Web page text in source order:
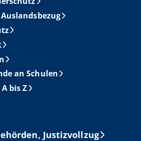
an Schulen
bis Z
Justizvollzug